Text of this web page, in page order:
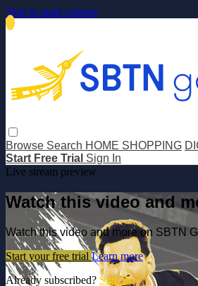
Skip to main content
Browse Search HOME SHOPPING
Start Free Trial Sign In
Live stream preview
Watch this video and
Watch this video and more on SBTN
Start your free trial Learn more
Already subscribed? Sign in